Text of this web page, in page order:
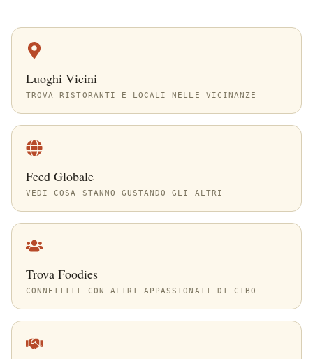
Luoghi Vicini
TROVA RISTORANTI E LOCALI NELLE VICINANZE
Feed Globale
VEDI COSA STANNO GUSTANDO GLI ALTRI
Trova Foodies
CONNETTITI CON ALTRI APPASSIONATI DI CIBO